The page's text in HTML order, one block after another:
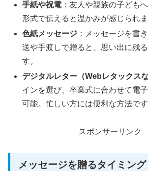
手紙や祝電：友人や親族の子ども
形式で伝えると温かみが感じられま
色紙メッセージ ：メッセージを書
送や手渡しで贈ると、思い出に残
す。
デジタルレター（Webレタックスな
インを選び、卒業式に合わせて電
可能。忙しい方には便利な方法です
スポンサーリンク
メッセージを贈るタイミング